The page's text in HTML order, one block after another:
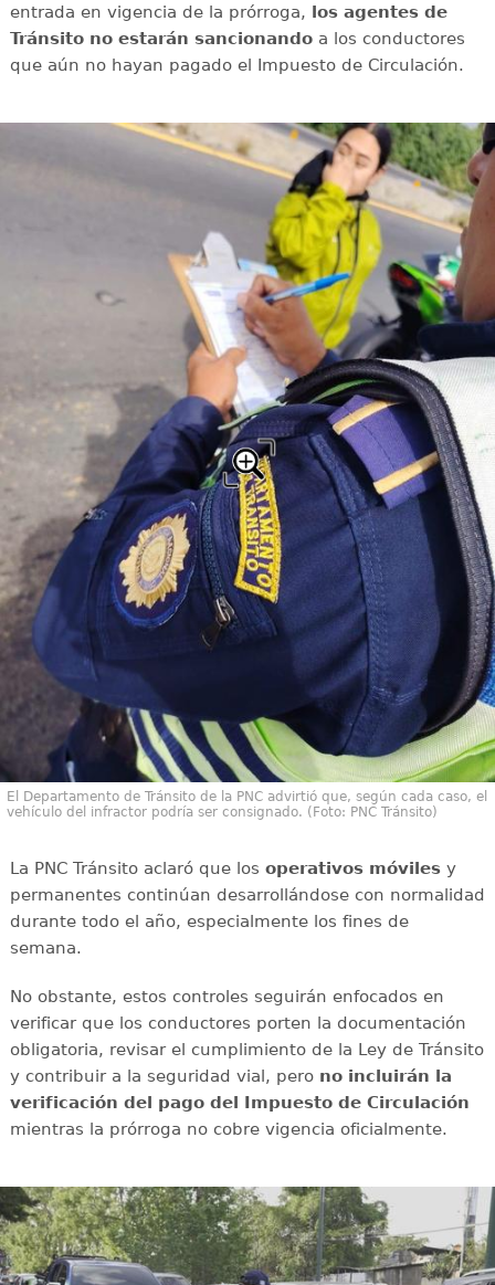
entrada en vigencia de la prórroga, los agentes de
Tránsito no estarán sancionandoa los conductores
que aún no hayan pagado el Impuesto de Circulación.
El Departamento de Tránsito de la PNC advirtió que, según cada caso, el
vehículo del infractor podría ser consignado. (Foto: PNC Tránsito)
La PNC Tránsito aclaró que los operativos móvilesy
permanentes continúan desarrollándose con normalidad
durante todo el año, especialmente los fines de
semana.
No obstante, estos controles seguirán enfocados en
verificar que los conductores porten la documentación
obligatoria, revisar el cumplimiento de la Ley de Tránsito
y contribuir a la seguridad vial, pero no incluirán la
verificación del pago del Impuesto de Circulación
mientras la prórroga no cobre vigencia oficialmente.